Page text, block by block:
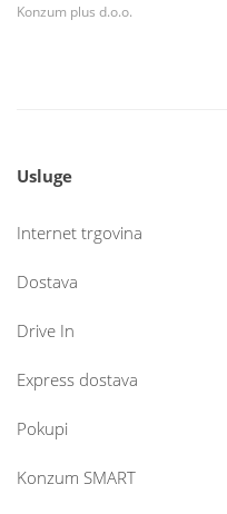
Konzum plus d.o.o.
Usluge
Internet trgovina
Dostava
Drive In
Express dostava
Pokupi
Konzum SMART